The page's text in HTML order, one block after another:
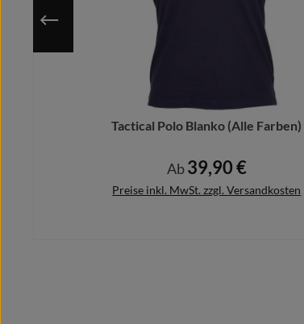
Dieses Shirt verleiht Eurer Gruppe das coolste
Meldet Euch vor dem Kauf bei uns, wir
Tactical Polo Blanko (Alle Farben)
Regulärer Preis:
Ab39,90 €
Preise inkl. MwSt. zzgl. Versandkosten